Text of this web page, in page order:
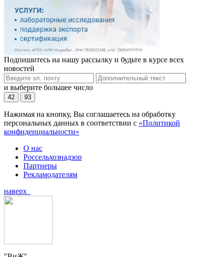
Подпишитесь на нашу рассылку и будьте в курсе всех
новостей
и выберите большее число
42 93
Нажимая на кнопку, Вы соглашаетесь на обработку
персональных данных в соответствии с «Политикой
конфиденциальности»
О нас
Россельхознадзор
Партнеры
Рекламодателям
наверх